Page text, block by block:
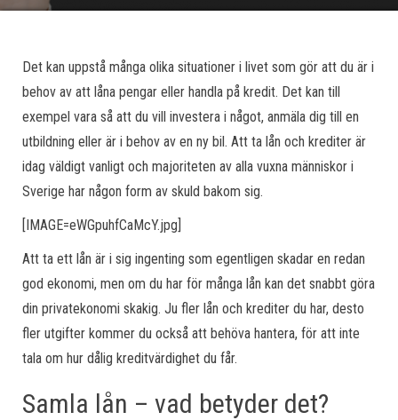
Det kan uppstå många olika situationer i livet som gör att du är i
behov av att låna pengar eller handla på kredit. Det kan till
exempel vara så att du vill investera i något, anmäla dig till en
utbildning eller är i behov av en ny bil. Att ta lån och krediter är
idag väldigt vanligt och majoriteten av alla vuxna människor i
Sverige har någon form av skuld bakom sig.
[IMAGE=eWGpuhfCaMcY.jpg]
Att ta ett lån är i sig ingenting som egentligen skadar en redan
god ekonomi, men om du har för många lån kan det snabbt göra
din privatekonomi skakig. Ju fler lån och krediter du har, desto
fler utgifter kommer du också att behöva hantera, för att inte
tala om hur dålig kreditvärdighet du får.
Samla lån – vad betyder det?